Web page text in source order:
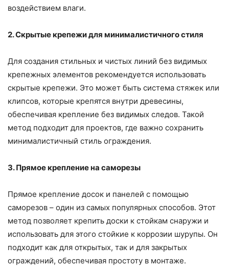
воздействием влаги.
2. Скрытые крепежи для минималистичного стиля
Для создания стильных и чистых линий без видимых
крепежных элементов рекомендуется использовать
скрытые крепежи. Это может быть система стяжек или
клипсов, которые крепятся внутри древесины,
обеспечивая крепление без видимых следов. Такой
метод подходит для проектов, где важно сохранить
минималистичный стиль ограждения.
3. Прямое крепление на саморезы
Прямое крепление досок и панелей с помощью
саморезов – один из самых популярных способов. Этот
метод позволяет крепить доски к стойкам снаружи и
использовать для этого стойкие к коррозии шурупы. Он
подходит как для открытых, так и для закрытых
ограждений, обеспечивая простоту в монтаже.